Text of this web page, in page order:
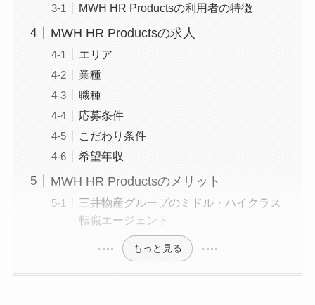
MWH HR Productsの利用者の特徴
MWH HR Productsの求人
エリア
業種
職種
応募条件
こだわり条件
希望年収
MWH HR Productsのメリット
三井物産グループのミドル・ハイクラス
転職エージェント
もっと見る